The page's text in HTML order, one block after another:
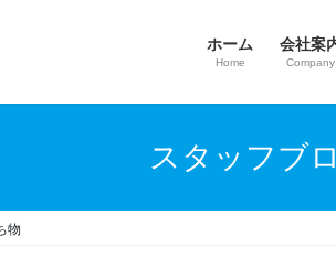
ホーム
Home
会社案
Company
スタッフブ
物